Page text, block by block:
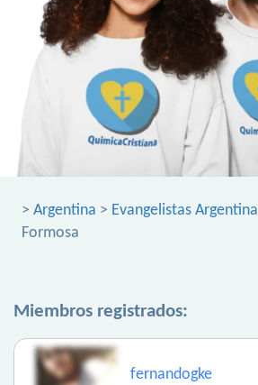
> Argentina > Evangelistas Argentina
Formosa
Miembros registrados:
fernandogke